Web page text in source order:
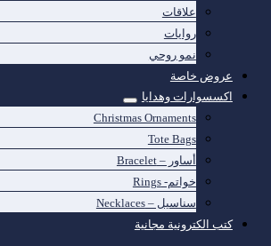
علاقات
روايات
نمو روحي
عروض خاصة
اكسسوارات وهدايا
Christmas Ornaments
Tote Bags
أساور – Bracelet
خواتم- Rings
سناسيل – Necklaces
كتب الكترونية مجانية